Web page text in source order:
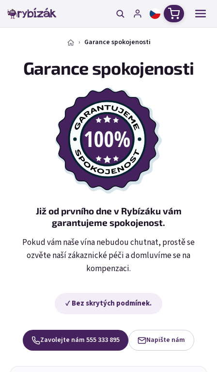
Přejít na obsah
E-mail
Nákupní
Garance spokojenosti
Garance spokojenosti
Již od prvního dne v Rybízáku vám
garantujeme spokojenost.
Pokud vám naše vína nebudou chutnat, prostě se
ozvěte naší zákaznické péči a domluvíme se na
kompenzaci.
✓ Bez skrytých podmínek.
Zavolejte nám 555 333 895 Napište nám